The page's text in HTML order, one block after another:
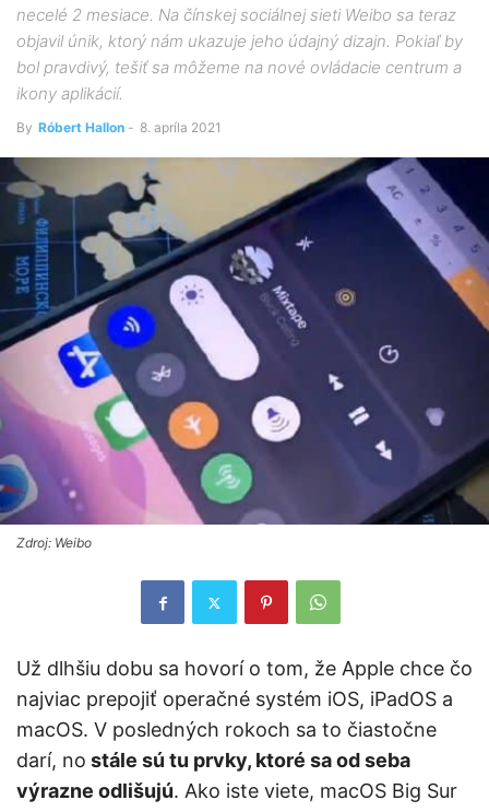
necelé 2 mesiace. Na čínskej sociálnej sieti Weibo sa teraz
objavil únik, ktorý nám ukazuje jeho údajný dizajn. Pokiaľ by
bol pravdivý, tešiť sa môžeme na nové ovládacie centrum a
ikony aplikácií.
By Róbert Hallon - 8. apríla 2021
Zdroj: Weibo
Už dlhšiu dobu sa hovorí o tom, že Apple chce čo
najviac prepojiť operačné systém iOS, iPadOS a
macOS. V posledných rokoch sa to čiastočne
darí, no stále sú tu prvky, ktoré sa od seba
výrazne odlišujú. Ako iste viete, macOS Big Sur